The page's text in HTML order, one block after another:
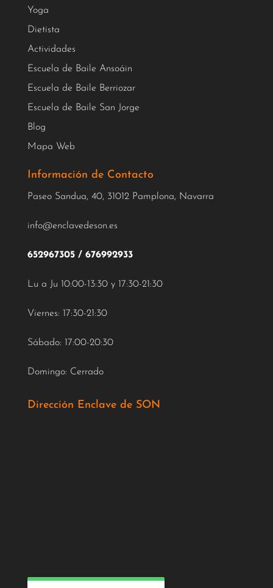
Yoga
Dietista
Actividades
Escuela de Baile Ansoáin
Escuela de Baile Berriozar
Escuela de Baile San Jorge
Blog
Mapa Web
Información de Contacto
Paseo Sandua, 40, 31012 Pamplona, Navarra
info@enclavedeson.es
652967305/ 676992933
Lu a Ju 10:00-13:30 y 17:30-21:30
Viernes: 17:30-21:30
Sábado: 17:00-20:30
Domingo: Cerrado
Dirección Enclave de SON